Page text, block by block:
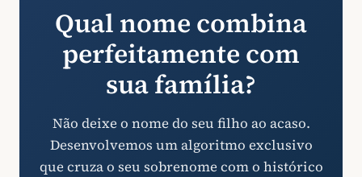
Qual nome combina
perfeitamente com
sua família?
Não deixe o nome do seu filho ao acaso.
Desenvolvemos um algoritmo exclusivo
que cruza o seu sobrenome com o histórico